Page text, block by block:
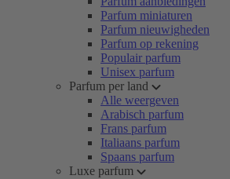
Parfum miniaturen
Parfum nieuwigheden
Parfum op rekening
Populair parfum
Unisex parfum
Parfum per land
Alle weergeven
Arabisch parfum
Frans parfum
Italiaans parfum
Spaans parfum
Luxe parfum